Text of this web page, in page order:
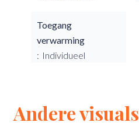
Toegang
verwarming
Individueel
Andere visuals